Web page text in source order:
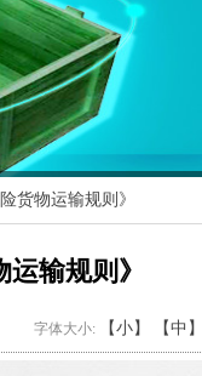
货物运输规则》
输规则》
字体大小: 【小】 【中】